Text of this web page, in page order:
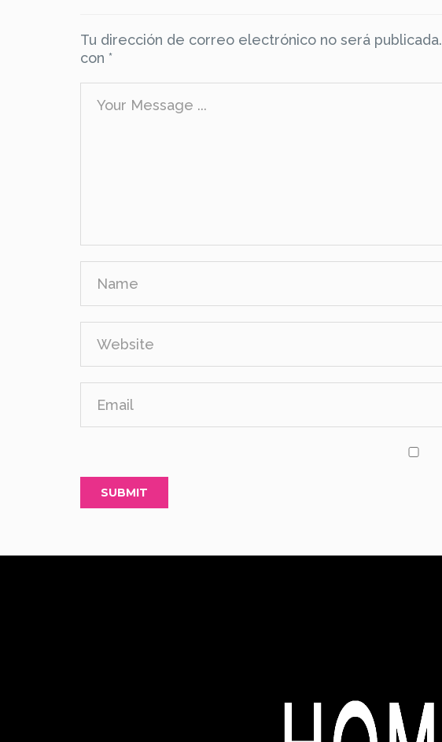
Tu dirección de correo electrónico no será publicada.
con *